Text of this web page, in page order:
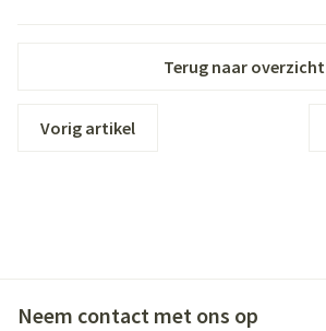
Terug naar overzicht
Vorig artikel
Neem contact met ons op